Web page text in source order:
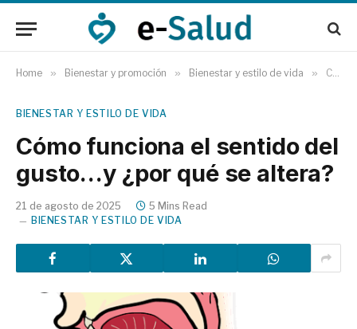
Home » Bienestar y promoción » Bienestar y estilo de vida » Cómo funciona el sentido del gusto…y ¿por qué se altera?
BIENESTAR Y ESTILO DE VIDA
Cómo funciona el sentido del
gusto…y ¿por qué se altera?
21 de agosto de 2025
5 Mins Read
BIENESTAR Y ESTILO DE VIDA